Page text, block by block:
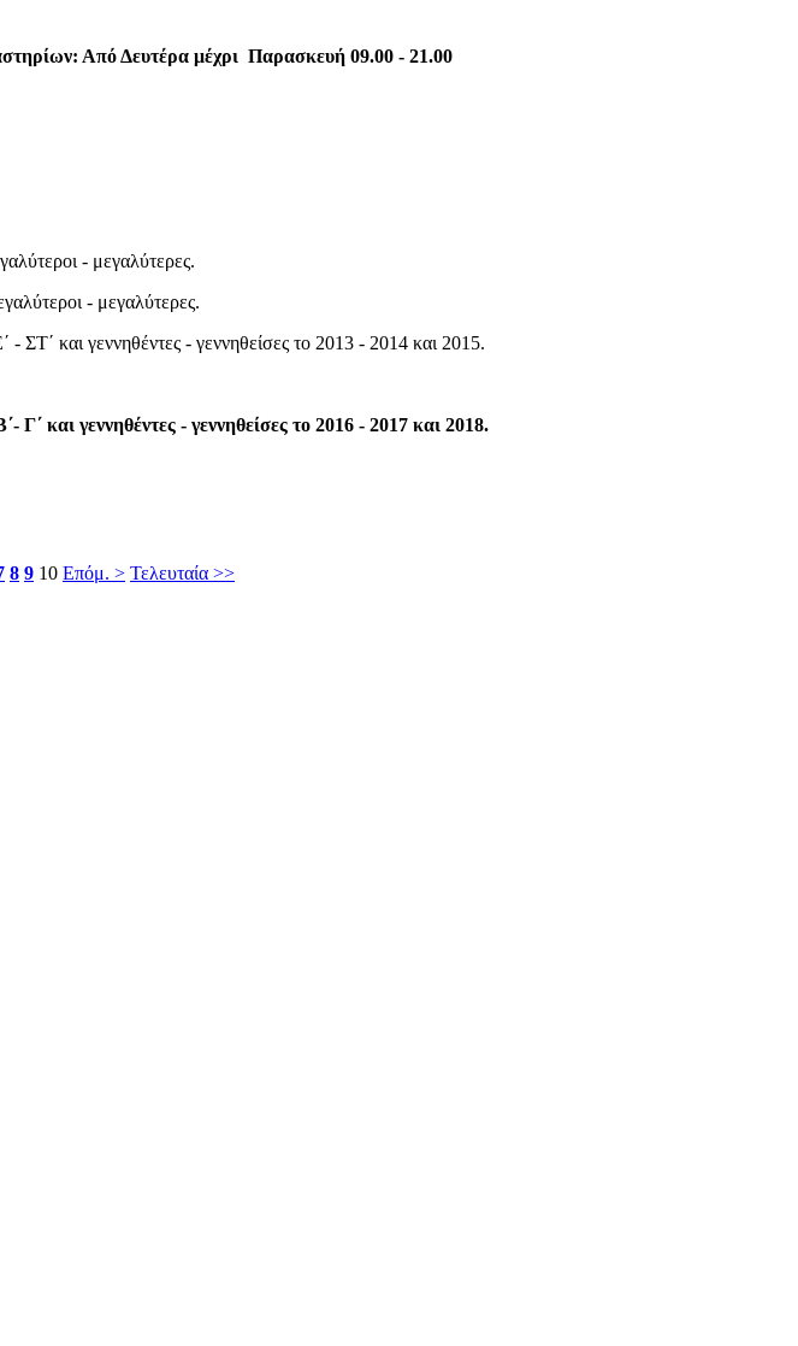
Από Δευτέρα μέχρι Παρασκευή 09.00 - 21.00
- μεγαλύτερες.
- μεγαλύτερες.
ΣΤ΄ και γεννηθέντες - γεννηθείσες το 2013 - 2014 και 2015.
και γεννηθέντες - γεννηθείσες το 2016 - 2017 και 2018.
8 9 10 Επόμ. > Τελευταία >>